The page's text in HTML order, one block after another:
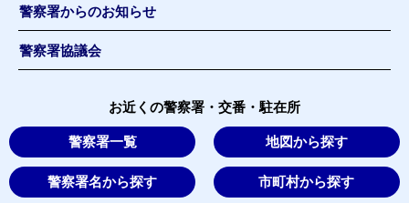
警察署からのお知らせ
警察署協議会
お近くの警察署・交番・駐在所
警察署一覧 地図から探す
警察署名から探す 市町村から探す